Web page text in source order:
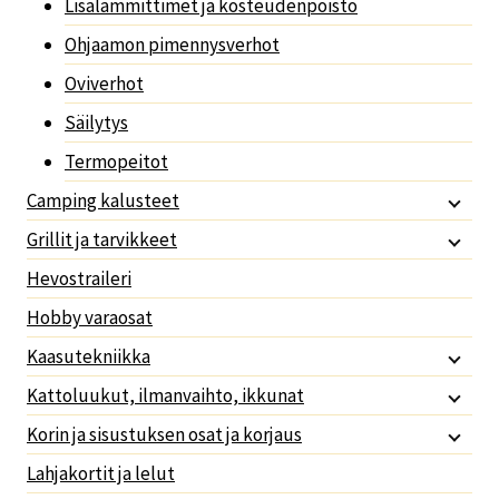
Lisälämmittimet ja kosteudenpoisto
Ohjaamon pimennysverhot
Oviverhot
Säilytys
Termopeitot
Camping kalusteet
Grillit ja tarvikkeet
Hevostraileri
Hobby varaosat
Kaasutekniikka
Kattoluukut, ilmanvaihto, ikkunat
Korin ja sisustuksen osat ja korjaus
Lahjakortit ja lelut